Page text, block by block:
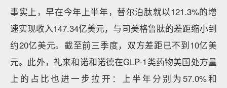
事实上，早在今年上半年，替尔泊肽就以121.3%的增
速实现收入147.34亿美元，与司美格鲁肽的差距缩小到
约20亿美元。截至前三季度，双方差距已不到10亿美
元。此外，礼来和诺和诺德在GLP-1类药物美国处方量
上的占比也进一步拉开：上半年分别为57.0%和